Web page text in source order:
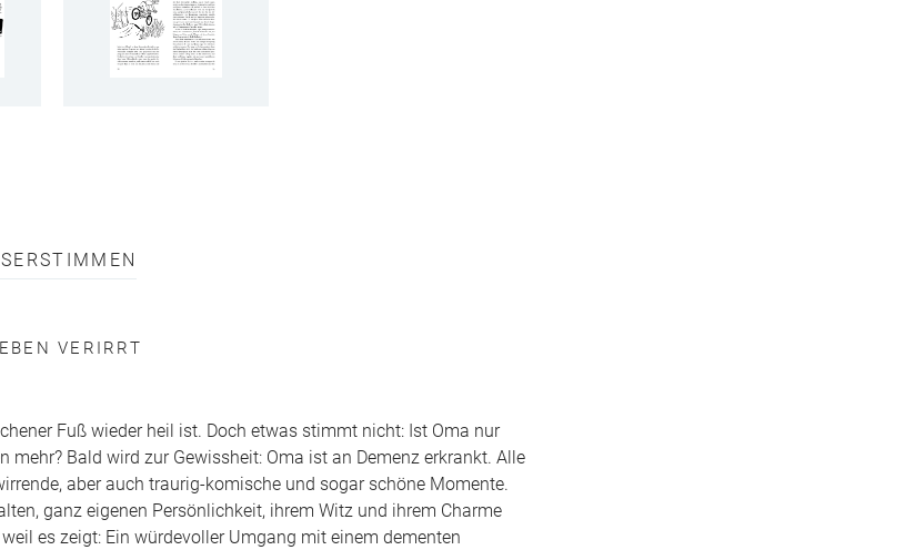
VERIRRT
Fuß wieder heil ist. Doch etwas stimmt nicht: Ist Oma nur
Bald wird zur Gewissheit: Oma ist an Demenz erkrankt. Alle
aber auch traurig-komische und sogar schöne Momente.
ganz eigenen Persönlichkeit, ihrem Witz und ihrem Charme
es zeigt: Ein würdevoller Umgang mit einem dementen